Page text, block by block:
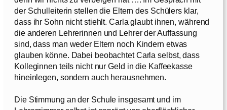
der Schulleiterin stellen die Eltern des Schülers klar,
dass ihr Sohn nicht stiehlt. Carla glaubt ihnen, während
die anderen Lehrerinnen und Lehrer der Auffassung
sind, dass man weder Eltern noch Kindern etwas
glauben könne. Dabei beobachtet Carla selbst, dass
Kolleginnen teils nicht nur Geld in die Kaffeekasse
hineinlegen, sondern auch herausnehmen.
Die Stimmung an der Schule insgesamt und im